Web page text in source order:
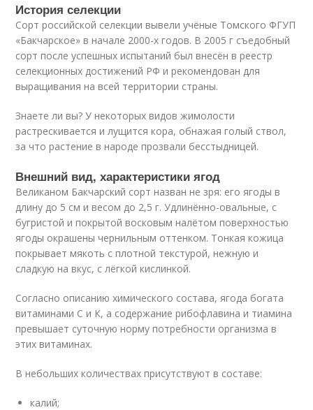
История селекции
Сорт российской селекции вывели учёные Томского ФГУП
«Бакчарское» в начале 2000-х годов. В 2005 г съедобный
сорт после успешных испытаний был внесён в реестр
селекционных достижений РФ и рекомендован для
выращивания на всей территории страны.
Знаете ли вы? У некоторых видов жимолости
растрескивается и лущится кора, обнажая голый ствол,
за что растение в народе прозвали бесстыдницей.
Внешний вид, характеристики ягод
Великаном Бакчарский сорт назван не зря: его ягоды в
длину до 5 см и весом до 2,5 г. Удлинённо-овальные, с
бугристой и покрытой восковым налётом поверхностью
ягоды окрашены чернильным оттенком. Тонкая кожица
покрывает мякоть с плотной текстурой, нежную и
сладкую на вкус, с лёгкой кислинкой.
Согласно описанию химического состава, ягода богата
витаминами С и К, а содержание рибофлавина и тиамина
превышает суточную норму потребности организма в
этих витаминах.
В небольших количествах присутствуют в составе:
калий;